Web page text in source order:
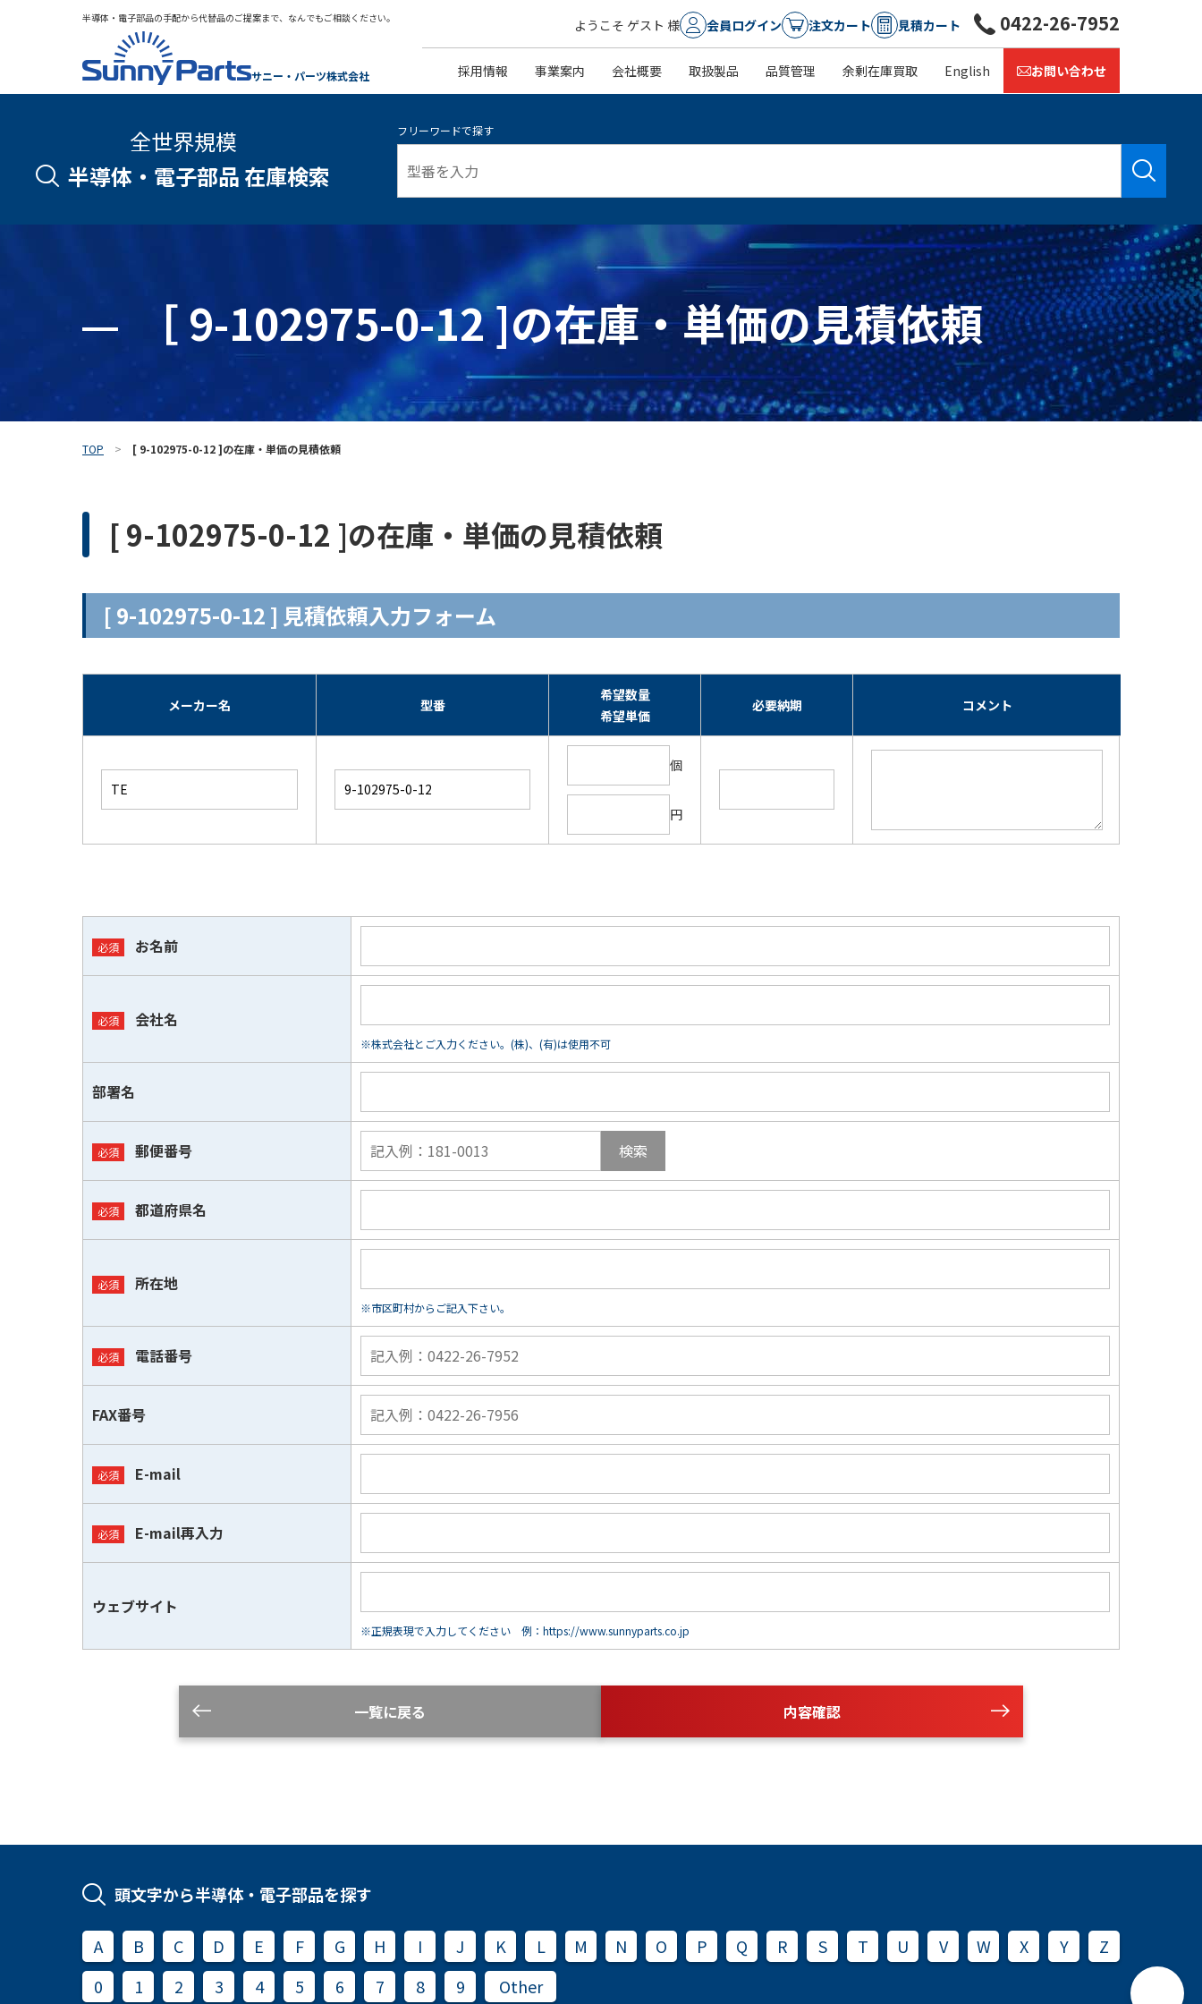
半導体・電子部品の手配から代替品のご提案まで、なんでもご相談ください。
サニー・パーツ株式会社
ようこそ ゲスト 様 会員ログイン 注文カート 見積カート
採用情報 事業案内 会社概要 取扱製品 品質管理 余剰在庫買取 English お問い合わせ
0422-26-7952
全世界規模
半導体・電子部品 在庫検索
フリーワードで探す
［ 9-102975-0-12 ]の在庫・単価の見積依頼
TOP [ 9-102975-0-12 ]の在庫・単価の見積依頼
[ 9-102975-0-12 ]の在庫・単価の見積依頼
[ 9-102975-0-12 ] 見積依頼入力フォーム
メーカー名 型番
希望数量
希望単価
必要納期 コメント
個
円
お名前
会社名
※株式会社とご入力ください。(株)、(有)は使用不可
部署名
郵便番号 検索
都道府県名
所在地
※市区町村からご記入下さい。
電話番号
FAX番号
E-mail
E-mail再入力
ウェブサイト
※正規表現で入力してください 例：https://www.sunnyparts.co.jp
一覧に戻る 内容確認
頭文字から半導体・電子部品を探す
A B C D E F G H I J K L M N O P Q R S T U V W X Y
Z
0
1 2 3 4 5 6 7 8 9 Other